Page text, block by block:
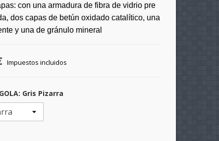
con una armadura de fibra de vidrio pre
dos capas de betún oxidado catalítico, una
y una de gránulo mineral
Impuestos incluidos
Gris Pizarra